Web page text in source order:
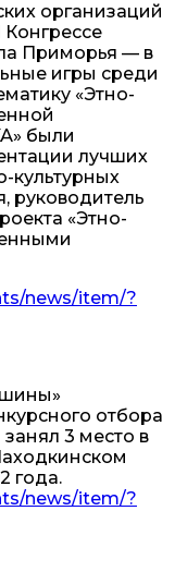
организаций
Приморья — в
игры среди
«Этно-
были
лучших
культурных
руководитель
«Этно-
news/item/?
отбора
3 место в
года.
news/item/?